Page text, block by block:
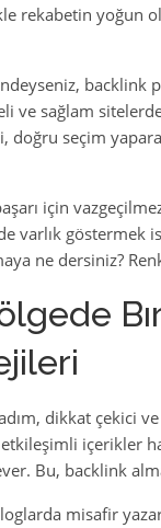
rekabetin yoğun
backlink
ve sağlam
doğru seçim
için
varlık göstermek
ne dersiniz?
dikkat çekici
içerikler
Bu, backlink
misafir